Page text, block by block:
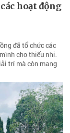
hoạt động
đã tổ chức các
cho thiếu nhi.
trí mà còn mang